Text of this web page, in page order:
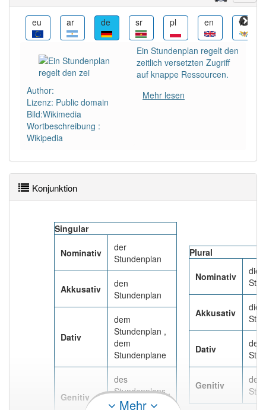
PowerIndex:9
Häufigkeit: 4 von 10
Wörter mit Endung -stundenplan: 1
Wörter mit Endung-stundenplanaber mit einem
anderen Artikel
90% unserer Spielapp-Nutzer haben den Artikel
korrekt erraten.
eu ar de sr pl en vi
Author:
Lizenz: Public domain
Bild:Wikimedia
Wortbeschreibung :
Wikipedia
Ein Stundenplan regelt den
zeitlich versetzten Zugriff
auf knappe Ressourcen.
Mehr lesen
Konjunktion
Singular
Nominativ
der
Stundenplan
Akkusativ
den
Stundenplan
Dativ
dem
Stundenplan ,
dem
Stundenplane
Genitiv
des
Stundenplans ,
des
Plural
Nominativ
die
Akkusativ
die
Dativ
den
Genitiv
der
Mehr